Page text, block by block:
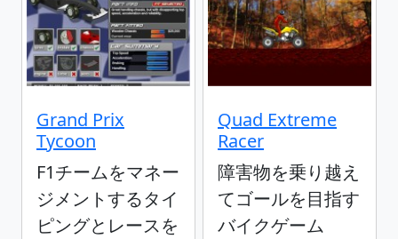
Grand Prix
Tycoon
F1チームをマネー
ジメントするタイ
ピングとレースを
Quad Extreme
Racer
障害物を乗り越え
てゴールを目指す
バイクゲーム